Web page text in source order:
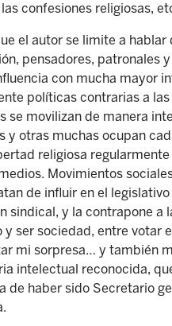
confesiones religiosas,
el autor se limite a hablar
pensadores, patronales
con mucha mayor
políticas contrarias a
se movilizan de manera
y otras muchas ocupan
religiosa
Movimientos
de influir en el
sindical, y la contrapone
y ser sociedad, entre votar
mi sorpresa… y también
intelectual reconocida,
de haber sido Secretario